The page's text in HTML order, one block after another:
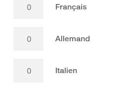
Français
Allemand
Italien